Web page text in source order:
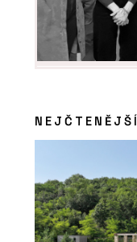
NEJČTENĚJŠÍ